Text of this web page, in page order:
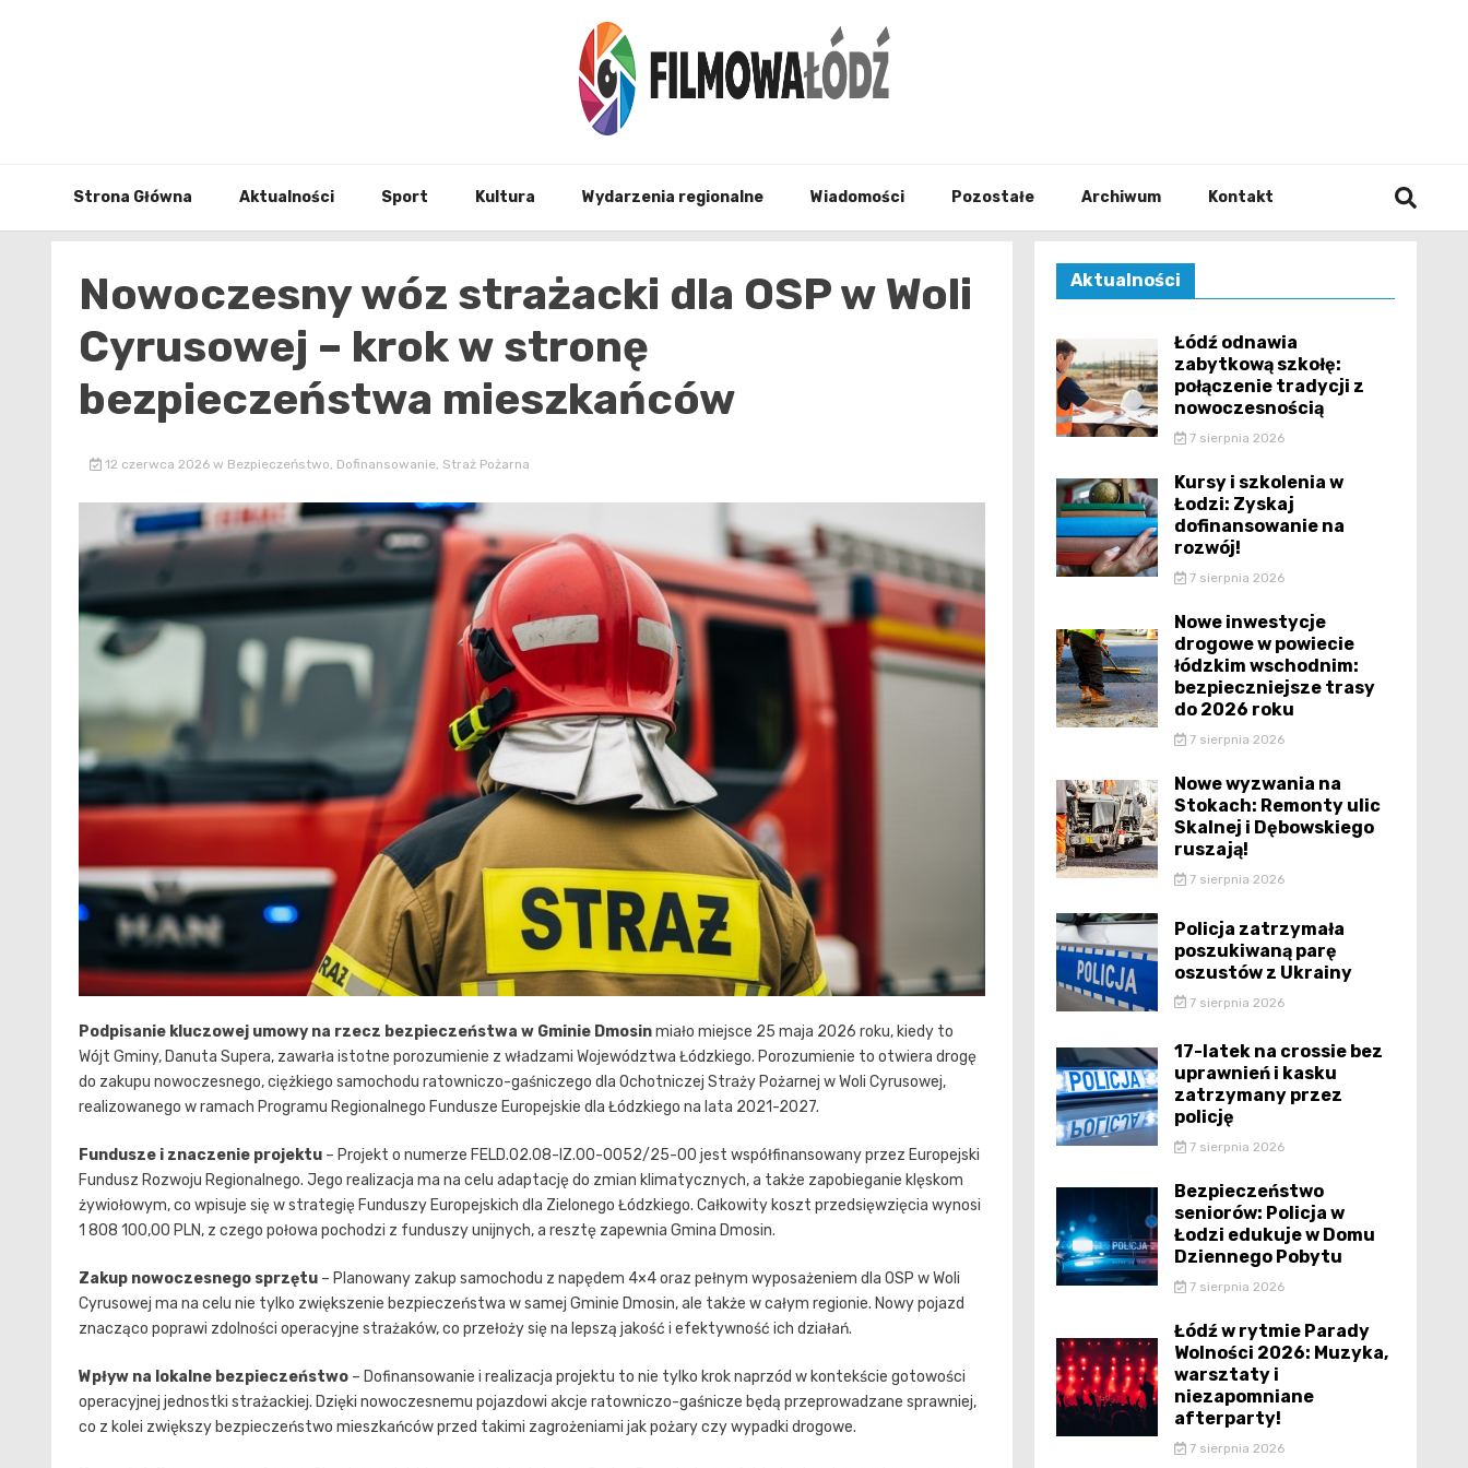
Strona Główna Aktualności Sport Kultura Wydarzenia regionalne Wiadomości Pozostałe Archiwum Kontakt
Nowoczesny wóz strażacki dla OSP w Woli
Cyrusowej – krok w stronę
bezpieczeństwa mieszkańców
12 czerwca 2026 w Bezpieczeństwo, Dofinansowanie, Straż Pożarna
Podpisanie kluczowej umowy na rzecz bezpieczeństwa w Gminie Dmosinmiało miejsce 25 maja 2026 roku, kiedy to
Wójt Gminy, Danuta Supera, zawarła istotne porozumienie z władzami Województwa Łódzkiego. Porozumienie to otwiera drogę
do zakupu nowoczesnego, ciężkiego samochodu ratowniczo-gaśniczego dla Ochotniczej Straży Pożarnej w Woli Cyrusowej,
realizowanego w ramach Programu Regionalnego Fundusze Europejskie dla Łódzkiego na lata 2021-2027.
Fundusze i znaczenie projektu – Projekt o numerze FELD.02.08-IZ.00-0052/25-00 jest współfinansowany przez Europejski
Fundusz Rozwoju Regionalnego. Jego realizacja ma na celu adaptację do zmian klimatycznych, a także zapobieganie klęskom
żywiołowym, co wpisuje się w strategię Funduszy Europejskich dla Zielonego Łódzkiego. Całkowity koszt przedsięwzięcia wynosi
1 808 100,00 PLN, z czego połowa pochodzi z funduszy unijnych, a resztę zapewnia Gmina Dmosin.
Zakup nowoczesnego sprzętu – Planowany zakup samochodu z napędem 4×4 oraz pełnym wyposażeniem dla OSP w Woli
Cyrusowej ma na celu nie tylko zwiększenie bezpieczeństwa w samej Gminie Dmosin, ale także w całym regionie. Nowy pojazd
znacząco poprawi zdolności operacyjne strażaków, co przełoży się na lepszą jakość i efektywność ich działań.
Wpływ na lokalne bezpieczeństwo – Dofinansowanie i realizacja projektu to nie tylko krok naprzód w kontekście gotowości
operacyjnej jednostki strażackiej. Dzięki nowoczesnemu pojazdowi akcje ratowniczo-gaśnicze będą przeprowadzane sprawniej,
co z kolei zwiększy bezpieczeństwo mieszkańców przed takimi zagrożeniami jak pożary czy wypadki drogowe.
Aktualności
Łódź odnawia
zabytkową szkołę:
połączenie tradycji z
nowoczesnością
7 sierpnia 2026
Kursy i szkolenia w
Łodzi: Zyskaj
dofinansowanie na
rozwój!
7 sierpnia 2026
Nowe inwestycje
drogowe w powiecie
łódzkim wschodnim:
bezpieczniejsze trasy
do 2026 roku
7 sierpnia 2026
Nowe wyzwania na
Stokach: Remonty ulic
Skalnej i Dębowskiego
ruszają!
7 sierpnia 2026
Policja zatrzymała
poszukiwaną parę
oszustów z Ukrainy
7 sierpnia 2026
17-latek na crossie bez
uprawnień i kasku
zatrzymany przez
policję
7 sierpnia 2026
Bezpieczeństwo
seniorów: Policja w
Łodzi edukuje w Domu
Dziennego Pobytu
7 sierpnia 2026
Łódź w rytmie Parady
Wolności 2026: Muzyka,
warsztaty i
niezapomniane
afterparty!
7 sierpnia 2026